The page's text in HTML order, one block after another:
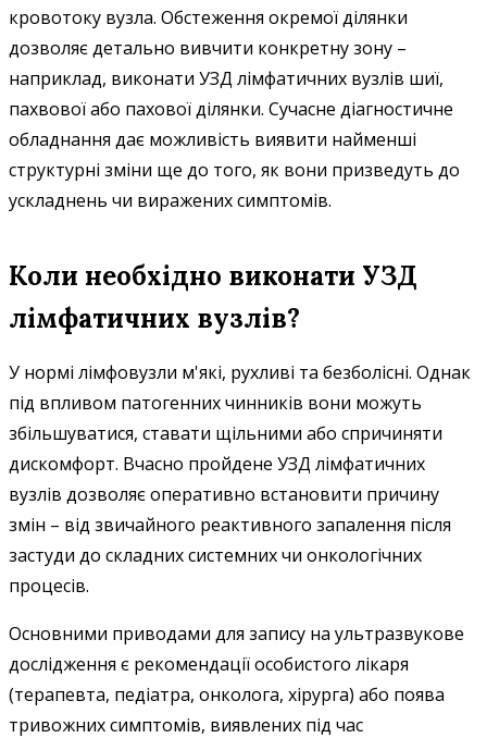
кровотоку вузла. Обстеження окремої ділянки
дозволяє детально вивчити конкретну зону –
наприклад, виконати УЗД лімфатичних вузлів шиї,
пахвової або пахової ділянки. Сучасне діагностичне
обладнання дає можливість виявити найменші
структурні зміни ще до того, як вони призведуть до
ускладнень чи виражених симптомів.
Коли необхідно виконати УЗД
лімфатичних вузлів?
У нормі лімфовузли м'які, рухливі та безболісні. Однак
під впливом патогенних чинників вони можуть
збільшуватися, ставати щільними або спричиняти
дискомфорт. Вчасно пройдене УЗД лімфатичних
вузлів дозволяє оперативно встановити причину
змін – від звичайного реактивного запалення після
застуди до складних системних чи онкологічних
процесів.
Основними приводами для запису на ультразвукове
дослідження є рекомендації особистого лікаря
(терапевта, педіатра, онколога, хірурга) або поява
тривожних симптомів, виявлених під час